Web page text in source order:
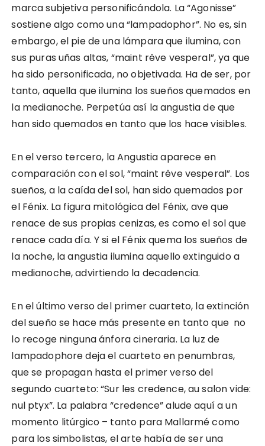
marca subjetiva personificándola. La “Agonisse”
sostiene algo como una “lampadophor”. No es, sin
embargo, el pie de una lámpara que ilumina, con
sus puras uñas altas, “maint rêve vesperal”, ya que
ha sido personificada, no objetivada. Ha de ser, por
tanto, aquella que ilumina los sueños quemados en
la medianoche. Perpetúa así la angustia de que
han sido quemados en tanto que los hace visibles.
En el verso tercero, la Angustia aparece en
comparación con el sol, “maint rêve vesperal”. Los
sueños, a la caída del sol, han sido quemados por
el Fénix. La figura mitológica del Fénix, ave que
renace de sus propias cenizas, es como el sol que
renace cada día. Y si el Fénix quema los sueños de
la noche, la angustia ilumina aquello extinguido a
medianoche, advirtiendo la decadencia.
En el último verso del primer cuarteto, la extinción
del sueño se hace más presente en tanto que no
lo recoge ninguna ánfora cineraria. La luz de
lampadophore deja el cuarteto en penumbras,
que se propagan hasta el primer verso del
segundo cuarteto: “Sur les credence, au salon vide:
nul ptyx”. La palabra “credence” alude aquí a un
momento litúrgico – tanto para Mallarmé como
para los simbolistas, el arte había de ser una